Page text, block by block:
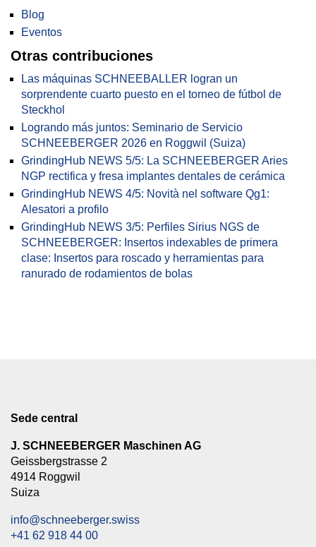
Blog
Eventos
Otras contribuciones
Las máquinas SCHNEEBALLER logran un
sorprendente cuarto puesto en el torneo de fútbol de
Steckhol
Logrando más juntos: Seminario de Servicio
SCHNEEBERGER 2026 en Roggwil (Suiza)
GrindingHub NEWS 5/5: La SCHNEEBERGER Aries
NGP rectifica y fresa implantes dentales de cerámica
GrindingHub NEWS 4/5: Novità nel software Qg1:
Alesatori a profilo
GrindingHub NEWS 3/5: Perfiles Sirius NGS de
SCHNEEBERGER: Insertos indexables de primera
clase: Insertos para roscado y herramientas para
ranurado de rodamientos de bolas
Sede central
J. SCHNEEBERGER Maschinen AG
Geissbergstrasse 2
4914 Roggwil
Suiza
info@schneeberger.swiss
+41 62 918 44 00